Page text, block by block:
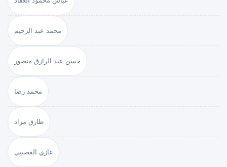
محمد عبد الرحيم
حسن عبد الرازق منصور
محمد رضا
طارق مراد
غازي القصيبي